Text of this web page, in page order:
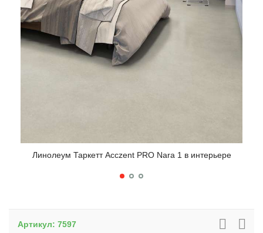
Линолеум Таркетт Acczent PRO Nara 1 в интерьере
Артикул: 7597